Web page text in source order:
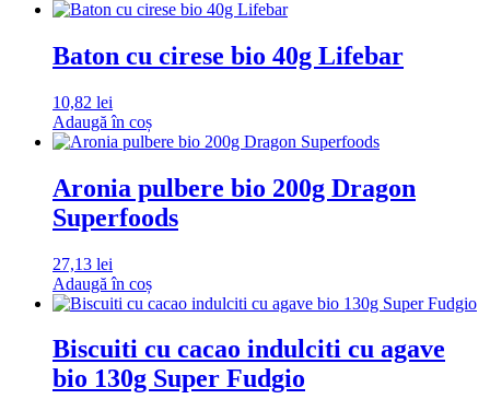
Baton cu cirese bio 40g Lifebar
10,82 lei
Adaugă în coș
Aronia pulbere bio 200g Dragon
Superfoods
27,13 lei
Adaugă în coș
Biscuiti cu cacao indulciti cu agave
bio 130g Super Fudgio